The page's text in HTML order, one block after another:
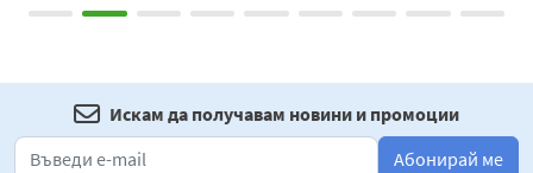
Искам да получавам новини и промоции
Абонирай ме